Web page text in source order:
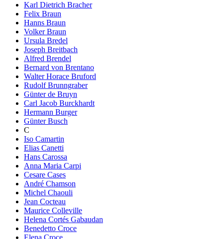
Karl Dietrich Bracher
Felix Braun
Hanns Braun
Volker Braun
Ursula Bredel
Joseph Breitbach
Alfred Brendel
Bernard von Brentano
Walter Horace Bruford
Rudolf Brunngraber
Günter de Bruyn
Carl Jacob Burckhardt
Hermann Burger
Günter Busch
C
Iso Camartin
Elias Canetti
Hans Carossa
Anna Maria Carpi
Cesare Cases
André Chamson
Michel Chaouli
Jean Cocteau
Maurice Colleville
Helena Cortés Gabaudan
Benedetto Croce
Elena Croce